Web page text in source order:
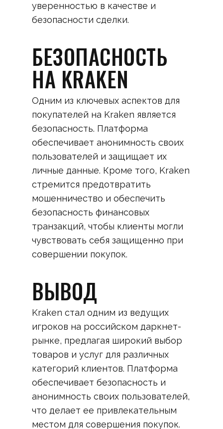
уверенностью в качестве и
безопасности сделки.
БЕЗОПАСНОСТЬ
НА KRAKEN
Одним из ключевых аспектов для
покупателей на Kraken является
безопасность. Платформа
обеспечивает анонимность своих
пользователей и защищает их
личные данные. Кроме того, Kraken
стремится предотвратить
мошенничество и обеспечить
безопасность финансовых
транзакций, чтобы клиенты могли
чувствовать себя защищенно при
совершении покупок.
ВЫВОД
Kraken стал одним из ведущих
игроков на российском даркнет-
рынке, предлагая широкий выбор
товаров и услуг для различных
категорий клиентов. Платформа
обеспечивает безопасность и
анонимность своих пользователей,
что делает ее привлекательным
местом для совершения покупок.